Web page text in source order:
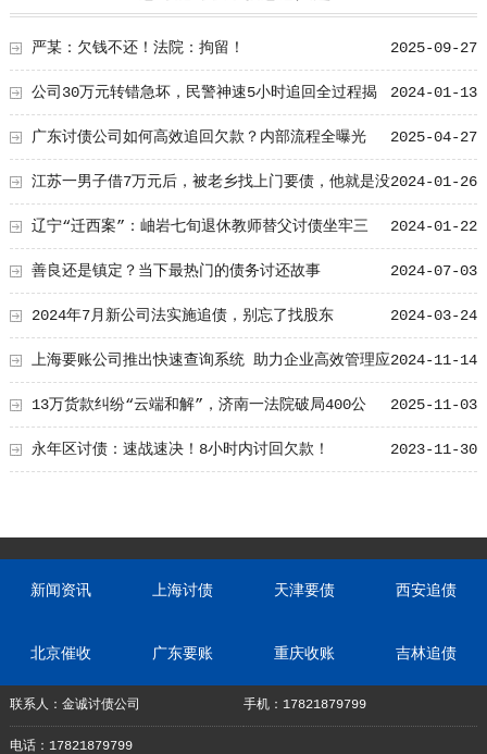
2025-09-27
严某：欠钱不还！法院：拘留！
2024-01-13
公司30万元转错急坏，民警神速5小时追回全过程揭
秘！ 2025-04-27
广东讨债公司如何高效追回欠款？内部流程全曝光
2024-01-26
江苏一男子借7万元后，被老乡找上门要债，他就是没
钱还想打人 2024-01-22
辽宁“迁西案”：岫岩七旬退休教师替父讨债坐牢三
年，证据不足中院两次发回三次一审 2024-07-03
善良还是镇定？当下最热门的债务讨还故事
2024-03-24
2024年7月新公司法实施追债，别忘了找股东
2024-11-14
上海要账公司推出快速查询系统 助力企业高效管理应
收账款 2025-11-03
13万货款纠纷“云端和解”，济南一法院破局400公
里“讨债路” 2023-11-30
永年区讨债：速战速决！8小时内讨回欠款！
新闻资讯 上海讨债 天津要债 西安追债
北京催收 广东要账 重庆收账 吉林追债
联系人：金诚讨债公司 手机：17821879799
电话：17821879799